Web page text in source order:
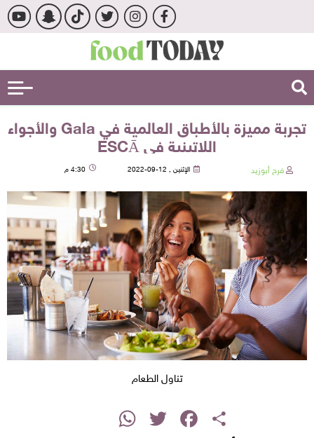
تجربة مميزة بالأطباق العالمية في Gala والأجواء
اللاتينية في ESCĀ
فرح أبوزيد الإثنين , 12-09-2022 4:30 م
تناول الطعام
Share
Facebook
Twitter
WhatsApp